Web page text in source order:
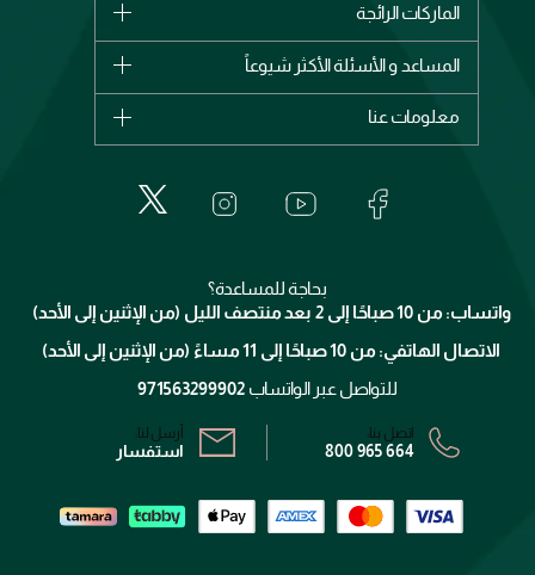
الأكثر مبيعاً
اشترِ بطاقة هدية
الماركات الرائجة
بربري
إيف سان لوران
المساعد و الأسئلة الأكثر شيوعاً
الإرجاع
معلومات عنا
خدمات المعارض
برنامج الولاء ميوز
الشروط و الأحكام
سياسة الخصوصية
بحاجة للمساعدة؟
واتساب: من 10 صباحًا إلى 2 بعد منتصف الليل (من الإثنين إلى الأحد)
الاتصال الهاتفي: من 10 صباحًا إلى 11 مساءً (من الإثنين إلى الأحد)
للتواصل عبر الواتساب 971563299902
اتصل بنا:
800 965 664
أرسل لنا:
استفسار